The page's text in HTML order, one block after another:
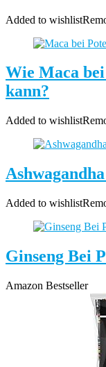
Added to wishlist
Wie Maca
kann?
Added to wishlist
Added to wishlist
Ginseng Bei
Amazon Bestseller